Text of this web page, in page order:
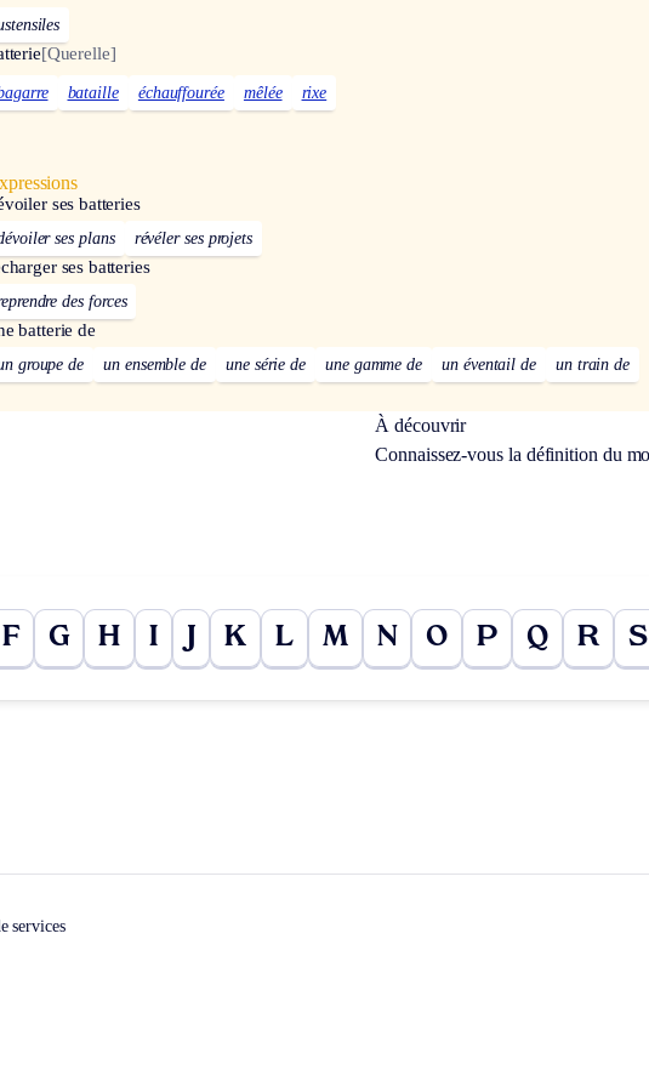
[Querelle]
bataille échauffourée mêlée rixe
ses batteries
ses plans révéler ses projets
ses batteries
des forces
batterie de
groupe de un ensemble de une série de une gamme de un éventail de un train de
À découvrir
Connaissez-vous la définition du
F G H I K L M N O P Q R S
services